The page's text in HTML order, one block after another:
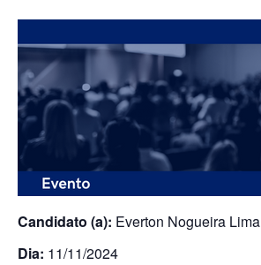
Candidato (a): Everton Nogueira Lima
Dia: 11/11/2024